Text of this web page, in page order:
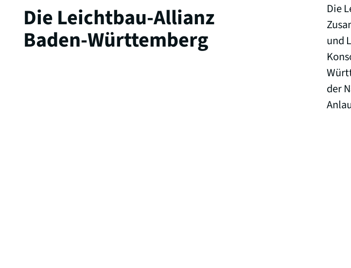
Die Leichtbau-Allianz
Baden-Württemberg
Die
und
der